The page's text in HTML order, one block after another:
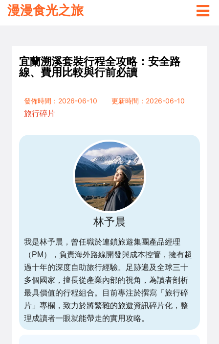
漫漫食光之旅
宜蘭溯溪套裝行程全攻略：安全路
線、費用比較與行前必讀
發佈時間：2026-06-10
更新時間：2026-06-10
旅行碎片
林予晨
我是林予晨，曾任職於連鎖旅遊集團產品經理
（PM），負責海外路線開發與成本控管，擁有超
過十年的深度自助旅行經驗。足跡遍及全球三十
多個國家，擅長從產業內部的視角，為讀者剖析
最具價值的行程組合。目前專注於撰寫「旅行碎
片」專欄，致力於將繁雜的旅遊資訊碎片化，整
理成讀者一眼就能帶走的實用攻略。